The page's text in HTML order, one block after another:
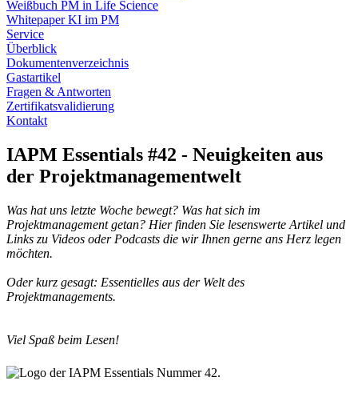
Weißbuch PM in Life Science
Whitepaper KI im PM
Service
Überblick
Dokumentenverzeichnis
Gastartikel
Fragen & Antworten
Zertifikatsvalidierung
Kontakt
IAPM Essentials #42 - Neuigkeiten aus
der Projektmanagementwelt
Was hat uns letzte Woche bewegt? Was hat sich im
Projektmanagement getan? Hier finden Sie lesenswerte Artikel und
Links zu Videos oder Podcasts die wir Ihnen gerne ans Herz legen
möchten.
Oder kurz gesagt: Essentielles aus der Welt des
Projektmanagements.
Viel Spaß beim Lesen!